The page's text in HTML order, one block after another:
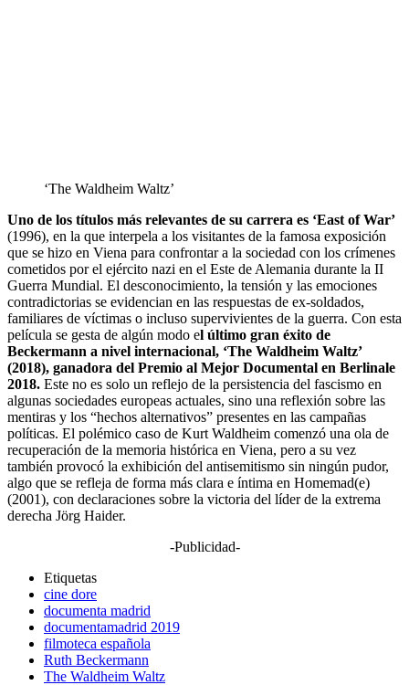
‘The Waldheim Waltz’
Uno de los títulos más relevantes de su carrera es ‘East of War’
(1996), en la que interpela a los visitantes de la famosa exposición
que se hizo en Viena para confrontar a la sociedad con los crímenes
cometidos por el ejército nazi en el Este de Alemania durante la II
Guerra Mundial. El desconocimiento, la tensión y las emociones
contradictorias se evidencian en las respuestas de ex-soldados,
familiares de víctimas o incluso supervivientes de la guerra. Con esta
película se gesta de algún modo el último gran éxito de
Beckermann a nivel internacional, ‘The Waldheim Waltz’
(2018), ganadora del Premio al Mejor Documental en Berlinale
2018. Este no es solo un reflejo de la persistencia del fascismo en
algunas sociedades europeas actuales, sino una reflexión sobre las
mentiras y los “hechos alternativos” presentes en las campañas
políticas. El polémico caso de Kurt Waldheim comenzó una ola de
recuperación de la memoria histórica en Viena, pero a su vez
también provocó la exhibición del antisemitismo sin ningún pudor,
algo que se refleja de forma más clara e íntima en Homemad(e)
(2001), con declaraciones sobre la victoria del líder de la extrema
derecha Jörg Haider.
-Publicidad-
Etiquetas
cine dore
documenta madrid
documentamadrid 2019
filmoteca española
Ruth Beckermann
The Waldheim Waltz